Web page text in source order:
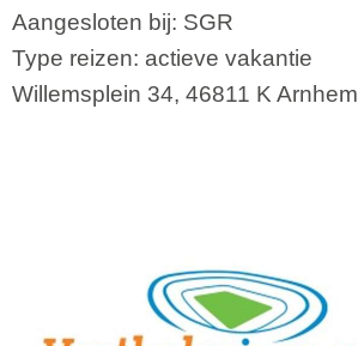
Aangesloten bij: SGR
Type reizen: actieve vakantie
Willemsplein 34, 46811 K Arnhem